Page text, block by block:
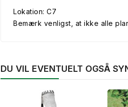
Lokation: C7
Bemærk venligst, at ikke alle
DU VIL EVENTUELT OGSÅ